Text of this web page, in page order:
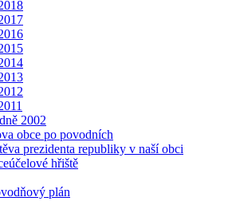
2002
obce po povodních
prezidenta republiky v naší obci
hřiště
plán